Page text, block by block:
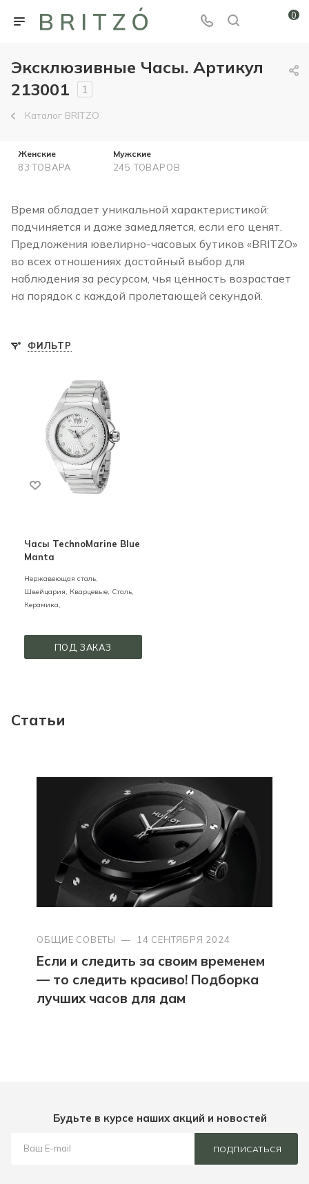
0
Эксклюзивные Часы. Артикул
213001
1
Каталог BRITZO
Женские
83 ТОВАРА
Мужские
245 ТОВАРОВ
Время обладает уникальной характеристикой:
подчиняется и даже замедляется, если его ценят.
Предложения ювелирно-часовых бутиков «BRITZO»
во всех отношениях достойный выбор для
наблюдения за ресурсом, чья ценность возрастает
на порядок с каждой пролетающей секундой.
ФИЛЬТР
Часы TechnoMarine Blue
Manta
Нержавеющая сталь,
Швейцария, Кварцевые, Сталь,
Керамика,
ПОД ЗАКАЗ
Статьи
ОБЩИЕ СОВЕТЫ — 14 СЕНТЯБРЯ 2024
Если и следить за своим временем
— то следить красиво! Подборка
лучших часов для дам
Будьте в курсе наших акций и новостей
ПОДПИСАТЬСЯ